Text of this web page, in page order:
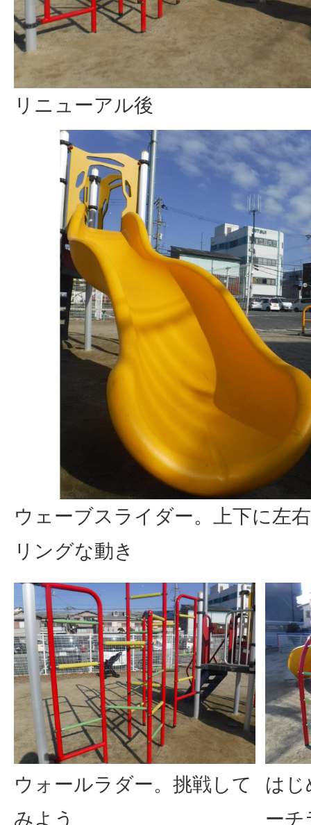
リニューアル後
ウェーブスライダー。上下に左
リングな動き
ウォールラダー。挑戦して
みよう
はじ
ーチ